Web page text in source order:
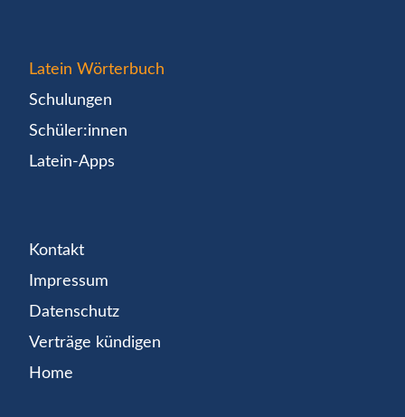
Latein Wörterbuch
Schulungen
Schüler:innen
Latein-Apps
Kontakt
Impressum
Datenschutz
Verträge kündigen
Home